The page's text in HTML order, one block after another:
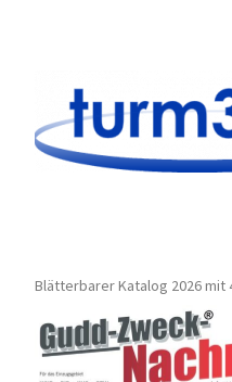
Blätterbarer Katalog 2026 mit